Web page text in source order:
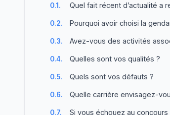
0.1. Quel fait récent d’actualité a
0.2. Pourquoi avoir choisi la
0.3. Avez-vous des activités
0.4. Quelles sont vos qualités ?
0.5. Quels sont vos défauts ?
0.6. Quelle carrière envisagez-
0.7. Si vous échouez au